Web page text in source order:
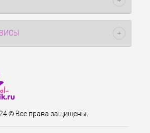
© Все права защищены.